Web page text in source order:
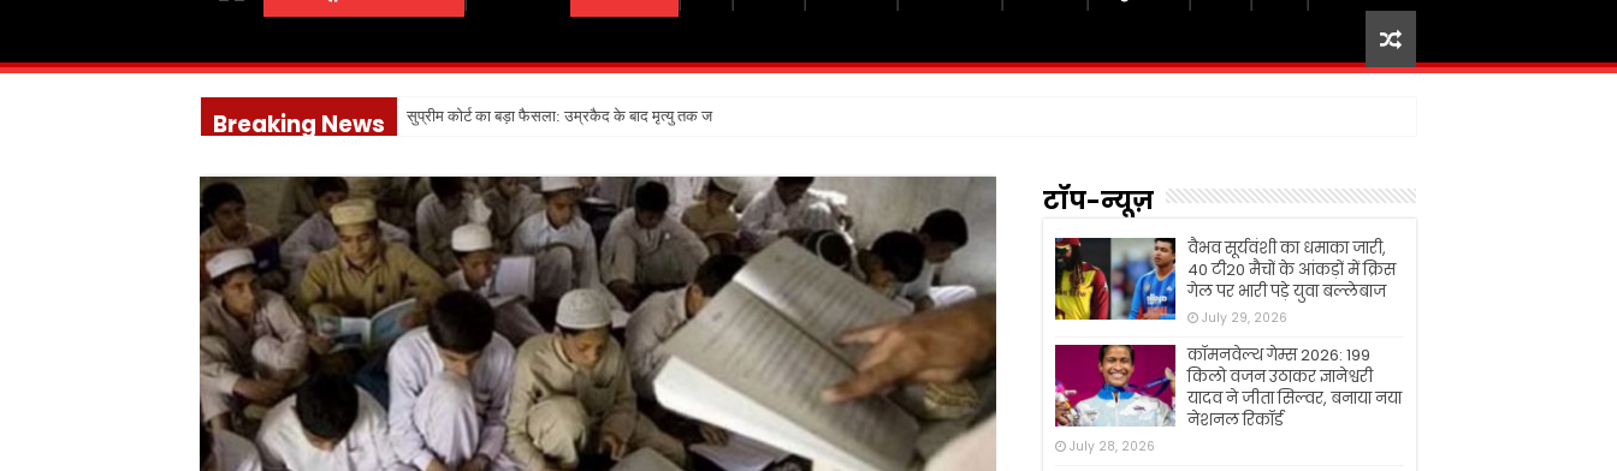
Breaking News सुप्रीम कोर्ट का बड़ा फैसला: उम्रकैद के बाद मृत्यु तक जेल में रखने की सजा संवि
टॉप-न्यूज़
वैभव सूर्यवंशी का धमाका जारी,
40 टी20 मैचों के आंकड़ों में क्रिस
गेल पर भारी पड़े युवा बल्लेबाज
July 29, 2026
कॉमनवेल्थ गेम्स 2026: 199
किलो वजन उठाकर ज्ञानेश्वरी
यादव ने जीता सिल्वर, बनाया नया
नेशनल रिकॉर्ड
July 28, 2026